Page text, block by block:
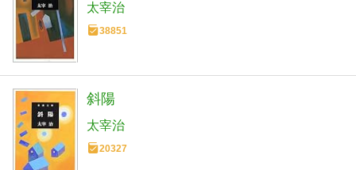
太宰治
38851
斜陽
太宰治
20327